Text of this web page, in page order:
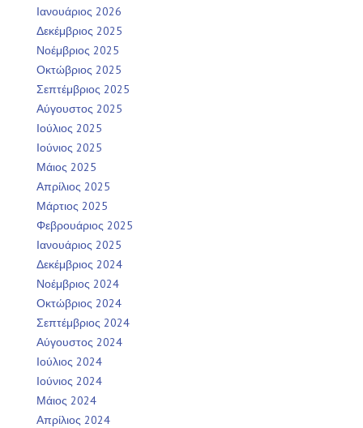
Ιανουάριος 2026
Δεκέμβριος 2025
Νοέμβριος 2025
Οκτώβριος 2025
Σεπτέμβριος 2025
Αύγουστος 2025
Ιούλιος 2025
Ιούνιος 2025
Μάιος 2025
Απρίλιος 2025
Μάρτιος 2025
Φεβρουάριος 2025
Ιανουάριος 2025
Δεκέμβριος 2024
Νοέμβριος 2024
Οκτώβριος 2024
Σεπτέμβριος 2024
Αύγουστος 2024
Ιούλιος 2024
Ιούνιος 2024
Μάιος 2024
Απρίλιος 2024